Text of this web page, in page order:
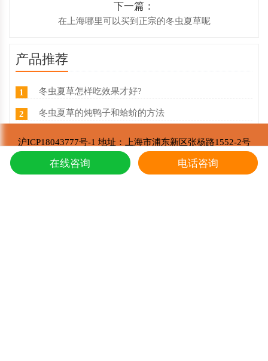
下一篇：
在上海哪里可以买到正宗的冬虫夏草呢
产品推荐
1 冬虫夏草怎样吃效果才好?
2 冬虫夏草的炖鸭子和蛤蚧的方法
3
东强堂健康科技与那曲市招商局达成战略合作
第七届中国购物中心发展论坛在上海浦东国际会议中心成功举办
沪ICP18043777号-1 地址：上海市浦东新区张杨路1552-2号
东强堂健康科技有限公司 版权所有
Copyright © 2002-2021
在线咨询 电话咨询